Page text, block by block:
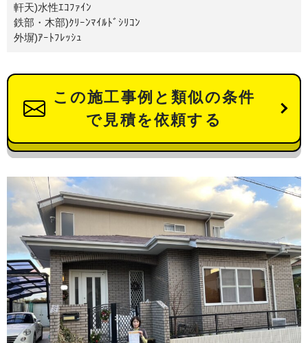
軒天)水性ｴｺﾌｧｲﾝ
鉄部・木部)ｸﾘｰﾝﾏｲﾙﾄﾞｼﾘｺﾝ
外塀)ｱｰﾄﾌﾚｯｼｭ
この施工事例と類似の条件
で見積を依頼する